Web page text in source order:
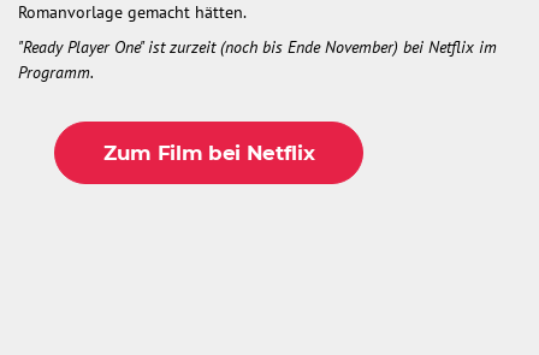
Romanvorlage gemacht hätten.
"Ready Player One" ist zurzeit (noch bis Ende November) bei Netflix im
Programm.
Zum Film bei Netflix